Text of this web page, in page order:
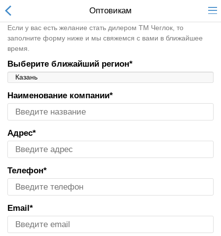
Unknown
: The each() function is deprecated. This
message will be suppressed on further calls in
/home/p/pow900wd5/cheglok.rf/public_html/admin/
on line293
Оптовикам
Оптовикам
Если у вас есть желание стать дилером ТМ Чеглок, то
заполните форму ниже и мы свяжемся с вами в ближайшее
время.
Выберите ближайший регион*
Наименование компании*
Адрес*
Телефон*
Email*
All Departments
Измерительный
инструмент
Садовый инвентарь
Сверла Прочее
Абразивно-
шлифовальный